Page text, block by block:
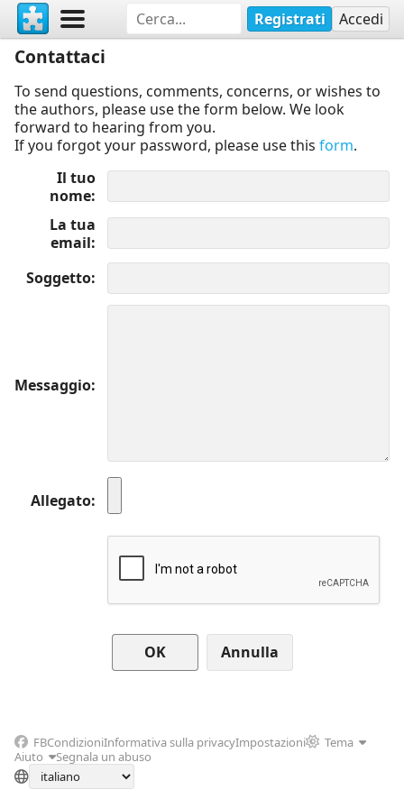
Registrati Accedi
Contattaci
To send questions, comments, concerns, or wishes to
the authors, please use the form below. We look
forward to hearing from you.
If you forgot your password, please use this form.
Il tuo
nome
La tua
email
Soggetto
Messaggio
Allegato
Annulla
FBCondizioniInformativa sulla privacyImpostazioni
Tema
Aiuto
Segnala un abuso